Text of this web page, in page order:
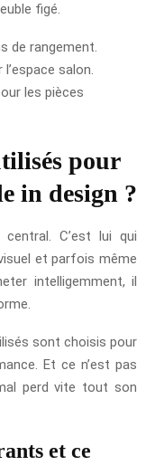
figé.
de rangement.
salon.
les pièces
pour
in design ?
C’est lui qui
et parfois même
intelligemment, il
sont choisis pour
Et ce n’est pas
perd vite tout son
et ce